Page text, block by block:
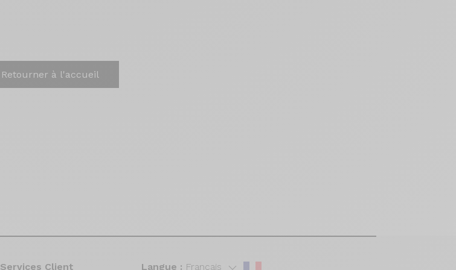
Retourner à l'accueil
Services Client Langue : Français